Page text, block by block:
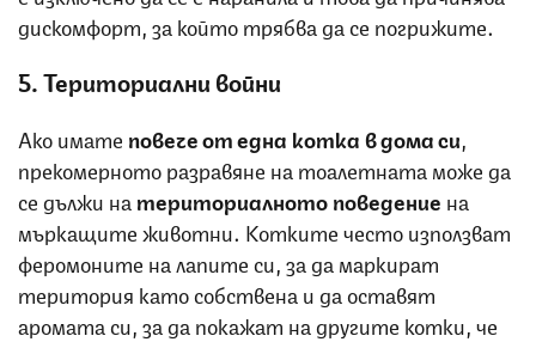
дискомфорт, за който трябва да се погрижите.
5. Териториални войни
Ако имате повече от една котка в дома си
прекомерното разравяне на тоалетната може да
се дължи на териториалното поведение на
мъркащите животни. Котките често използват
феромоните на лапите си, за да маркират
територия като собствена и да оставят
аромата си, за да покажат на другите котки, че